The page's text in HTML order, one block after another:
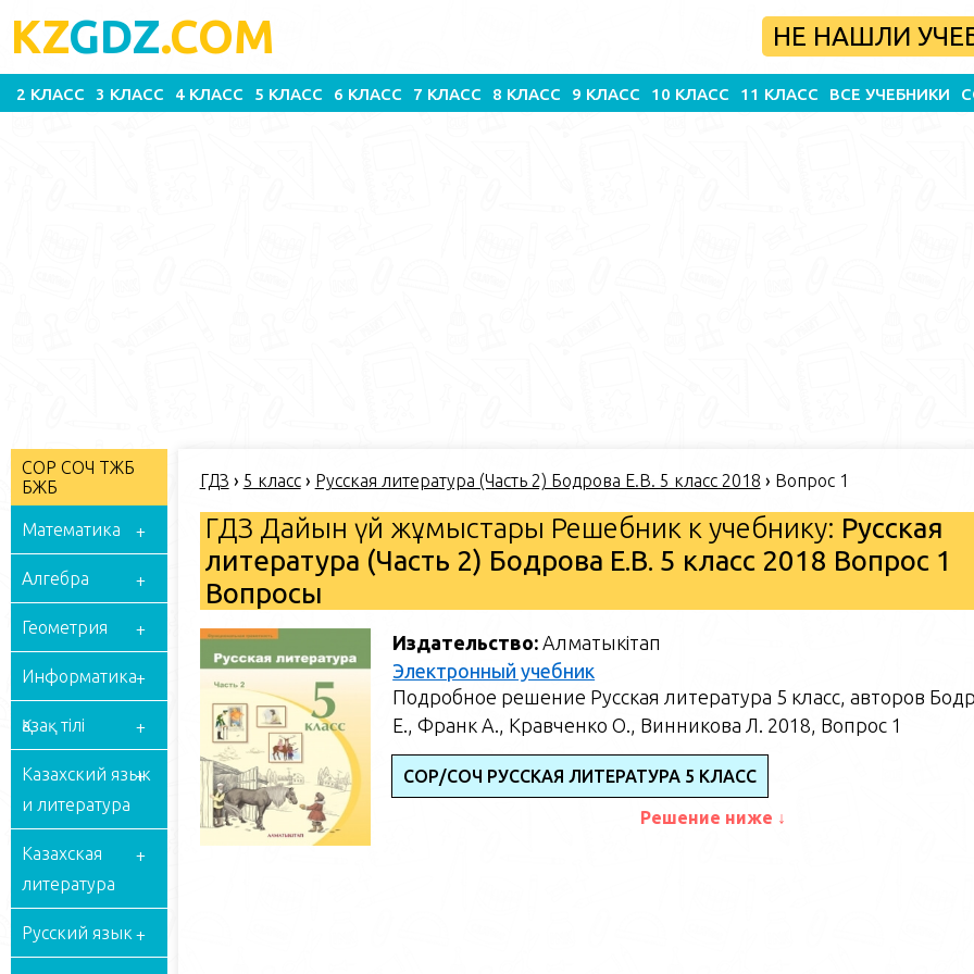
KZGDZ.COM НЕ НАШЛИ
2 КЛАСС 3 КЛАСС 4 КЛАСС 5 КЛАСС 6 КЛАСС 7 КЛАСС 8 КЛАСС 9 КЛАСС 10 КЛАСС 11 КЛАСС ВСЕ УЧЕБНИКИ
СОР СОЧ ТЖБ
БЖБ
Математика
Алгебра
Геометрия
Информатика
Қазақ тілі
Казахский язык
и литература
Казахская
литература
Русский язык
ГДЗ › 5 класс› Русская литература (Часть 2) Бодрова Е.В. 5 класс 2018 › Вопрос 1
ГДЗ Дайын үй жұмыстары Решебник к учебнику: Русская
литература (Часть 2) Бодрова Е.В. 5 класс 2018 Вопрос 1
Вопросы
Издательство:Алматыкітап
Электронный учебник
Подробное решение Русская литература 5 класс, авторов
Е., Франк А., Кравченко О., Винникова Л. 2018, Вопрос 1
СОР/СОЧ РУССКАЯ ЛИТЕРАТУРА 5 КЛАСС
Решение ниже ↓